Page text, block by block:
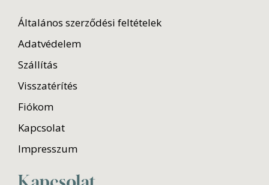
Általános szerződési feltételek
Adatvédelem
Szállítás
Visszatérítés
Fiókom
Kapcsolat
Impresszum